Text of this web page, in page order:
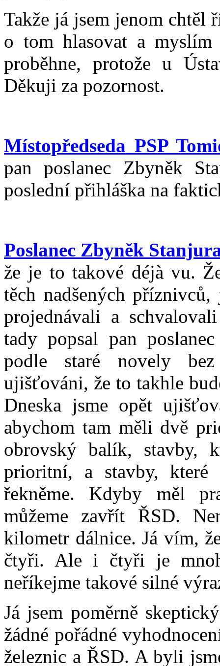
Takže já jsem jenom chtěl
o tom hlasovat a myslím
proběhne, protože u
Děkuji za pozornost.
Místopředseda PSP
pan poslanec Zbyněk
poslední přihláška na
Poslanec Zbyněk
že je to takové déjà vu.
těch nadšených
projednávali a
tady popsal pan
podle staré novely
ujišťováni, že to takhle
Dneska jsme opět
abychom tam měli dvě
obrovský balík, stavby,
prioritní, a stavby,
řekněme. Kdyby měl
můžeme zavřít ŘSD.
kilometr dálnice. Já vím,
čtyři. Ale i čtyři je
neříkejme takové silné
Já jsem poměrně
žádné pořádné
železnic a ŘSD. A byli